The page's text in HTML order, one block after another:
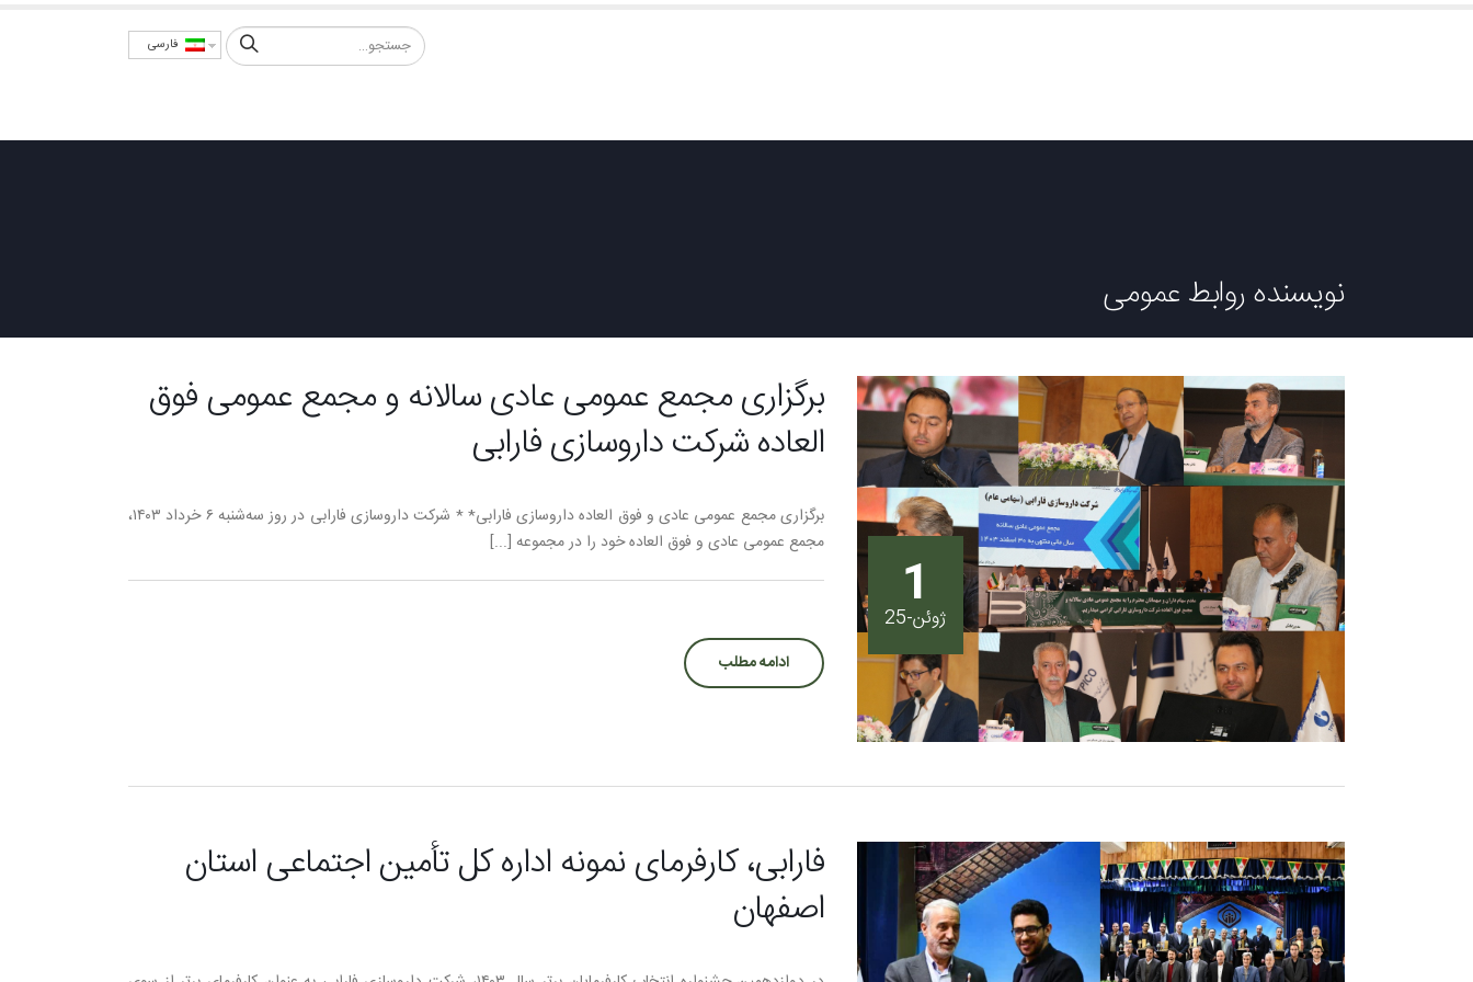
فارسی
نویسنده روابط عمومی
1
ژوئن-25
برگزاری مجمع عمومی عادی سالانه و مجمع عمومی فوق
العاده شرکت داروسازی فارابی
برگزاری مجمع عمومی عادی و فوق العاده داروسازی فارابی* * شرکت داروسازی فارابی در روز سه‌شنبه ۶ خرداد ۱۴۰۳،
مجمع عمومی عادی و فوق العاده خود را در مجموعه [...]
ادامه مطلب
فارابی، کارفرمای نمونه اداره کل تأمین اجتماعی استان
اصفهان